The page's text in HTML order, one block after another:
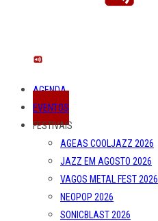
AGENDA
EVENTOS
FESTIVAIS
AGEAS COOLJAZZ 2026
JAZZ EM AGOSTO 2026
VAGOS METAL FEST 2026
NEOPOP 2026
SONICBLAST 2026